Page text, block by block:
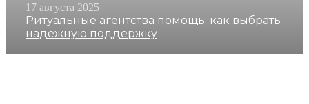
17 августа 2025
Ритуальные агентства помощь: как выбрать
надежную поддержку